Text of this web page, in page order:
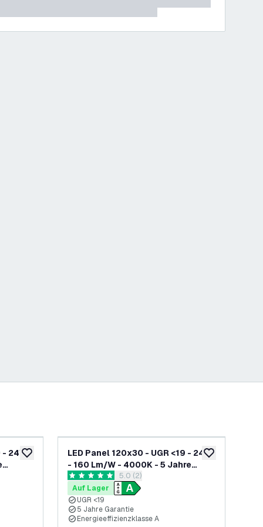
zur Wunschliste hinzufügen
- 24W -
öffnen
zur
LED Panel 120x30 - UGR <19 - 24W
- 160 Lm/W - 4000K - 5 Jahre
Garantie - Energieeffizienzklasse
A - GS-geprüft
Bewertungsbereich öffnen
5 Bewertungssterne
5.0 (2)
Auf Lager
UGR <19
5 Jahre Garantie
Energieeffizienzklasse A